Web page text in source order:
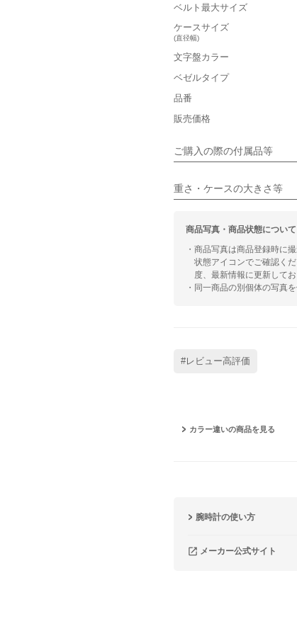
ベルト最大サイズ
ケースサイズ
(直径幅)
文字盤カラー
ベゼルタイプ
品番
販売価格
ご購入の際の付属品等
重さ・ケースの大きさ等
■ケースの大きさ
小さい
■装飾感
カジュアル
商品写真・商品状態について
・商品写真は商品登録時に
状態アイコンでご確認く
度、最新情報に更新してお
・同一商品の別個体の写真
#レビュー高評価
カラー違いの商品を見る
腕時計の使い方
メーカー公式サイト